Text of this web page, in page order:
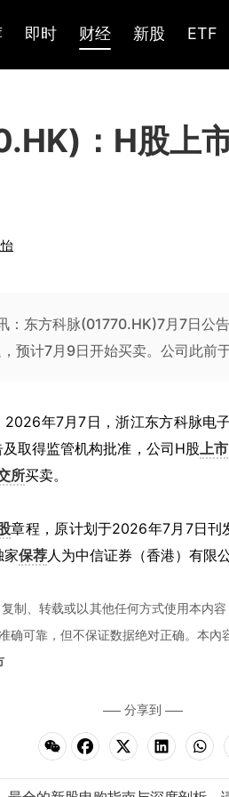
即时 财经 新股 ETF
：H股上
东方科脉(01770.HK)7月7日公
预计7月9日开始买卖。公司此前
年7月7日，浙江东方科脉电
取得监管机构批准，公司H股上市
所买卖。
章程，原计划于2026年7月7日刊
家保荐人为中信证券（香港）有限公
制、转载或以其他任何方式使用本内容
确可靠，但不保证数据绝对正确。本內
分享到